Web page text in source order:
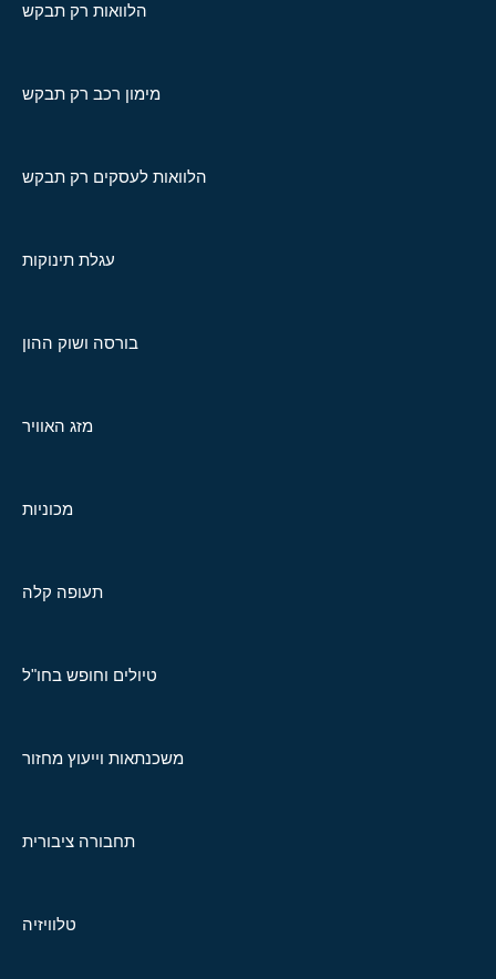
הלוואות רק תבקש
מימון רכב רק תבקש
הלוואות לעסקים רק תבקש
עגלת תינוקות
בורסה ושוק ההון
מזג האוויר
מכוניות
תעופה קלה
טיולים וחופש בחו"ל
משכנתאות וייעוץ מחזור
תחבורה ציבורית
טלוויזיה